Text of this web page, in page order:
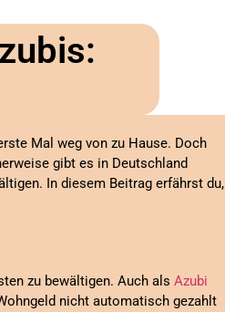
Mal weg von zu Hause. Doch
gibt es in Deutschland
In diesem Beitrag erfährst du,
zu bewältigen. Auch als Azubi
nicht automatisch gezahlt